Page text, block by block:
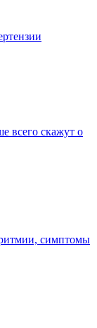
всего скажут о
симптомы